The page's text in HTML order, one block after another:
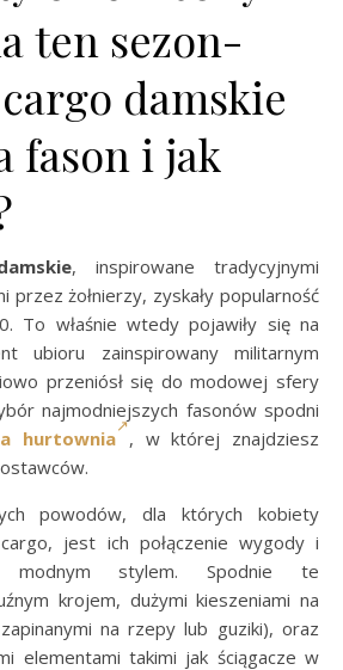
ten sezon-
damskie
fason i jak
, inspirowane tradycyjnymi
przez żołnierzy, zyskały popularność
To właśnie wtedy pojawiły się na
ubioru zainspirowany militarnym
przeniósł się do modowej sfery
najmodniejszych fasonów spodni
hurtownia , w której znajdziesz
powodów, dla których kobiety
jest ich połączenie wygody i
modnym stylem. Spodnie te
krojem, dużymi kieszeniami na
na rzepy lub guziki), oraz
elementami takimi jak ściągacze w